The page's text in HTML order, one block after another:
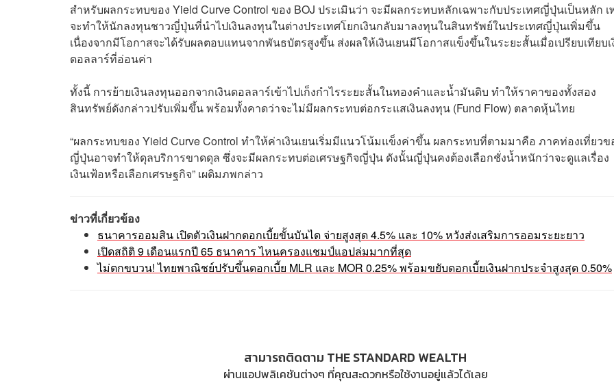
สำหรับผลกระทบของ Yield Curve Control ของ BOJ ประเมินว่า จะมีผลกระทบหลักเฉพาะกับประเทศญี่ปุ่นเป็นหลัก เ
จะทำให้นักลงทุนชาวญี่ปุ่นที่นำไปเงินลงทุนในต่างประเทศโยกเงินกลับมาลงทุนในสินทรัพย์ในประเทศญี่ปุ่นเพิ่มขึ้น
เนื่องจากมีโอกาสจะได้รับผลตอบแทนจากพันธบัตรสูงขึ้น ส่งผลให้เงินเยนมีโอกาสแข็งขึ้นในระยะสั้นเมื่อเปรียบเทียบ
ดอลลาร์ที่อ่อนค่า
ทั้งนี้ การย้ายเงินลงทุนออกจากเงินดอลลาร์เข้าไปเก็งกำไรระยะสั้นในทองคำและน้ำมันดิบ ทำให้ราคาของทั้งสอง
สินทรัพย์ดังกล่าวปรับเพิ่มขึ้น พร้อมทั้งคาดว่าจะไม่มีผลกระทบต่อกระแสเงินลงทุน (Fund Flow) ตลาดหุ้นไทย
“ผลกระทบของ Yield Curve Control ทำให้ค่าเงินเยนเริ่มมีแนวโน้มแข็งค่าขึ้น ผลกระทบที่ตามมาคือ ภาคท่องเที่ยวข
ญี่ปุ่นอาจทำให้ดุลบริการขาดดุล ซึ่งจะมีผลกระทบต่อเศรษฐกิจญี่ปุ่น ดังนั้นญี่ปุ่นคงต้องเลือกชั่งน้ำหนักว่าจะดูแลเรื่อง
เงินเฟ้อหรือเลือกเศรษฐกิจ” เผดิมภพกล่าว
ข่าวที่เกี่ยวข้อง
ธนาคารออมสิน เปิดตัวเงินฝากดอกเบี้ยขั้นบันได จ่ายสูงสุด 4.5% และ 10% หวังส่งเสริมการออมระยะยาว
เปิดสถิติ 9 เดือนแรกปี 65 ธนาคาร ไหนครองแชมป์แอปล่มมากที่สุด
ไม่ตกขบวน! ไทยพาณิชย์ปรับขึ้นดอกเบี้ย MLR และ MOR 0.25% พร้อมขยับดอกเบี้ยเงินฝากประจำสูงสุด 0.50%
สามารถติดตาม THE STANDARD WEALTH
ผ่านแอปพลิเคชันต่างๆ ที่คุณสะดวกหรือใช้งานอยู่แล้วได้เลย